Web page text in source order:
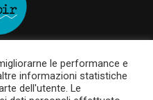
- Roma - RM | Via Roma, 133
- SA
le performance e
informazioni statistiche
dell'utente. Le